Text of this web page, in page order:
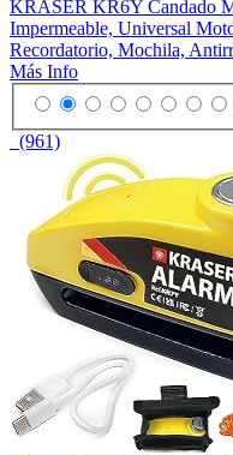
KRASER KR6Y Candado
Impermeable, Universal
Recordatorio, Mochila,
Más Info
(961)